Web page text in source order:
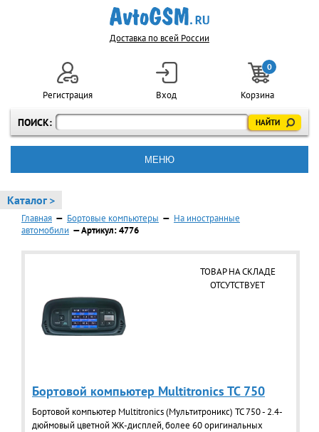
Доставка по всей России
ПОИСК:
Регистрация Вход
0
Корзина
МЕНЮ
Каталог >
Главная — Бортовые компьютеры — На иностранные
автомобили — Артикул: 4776
ТОВАР НА СКЛАДЕ
ОТСУТСТВУЕТ
Бортовой компьютер Multitronics TC 750
Бортовой компьютер Multitronics (Мультитроникс) TC 750 - 2.4-
дюймовый цветной ЖК-дисплей, более 60 оригинальных